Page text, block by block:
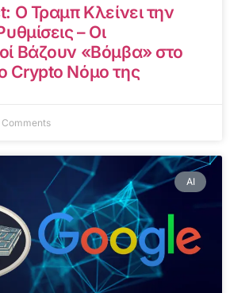
Ο Τραμπ Κλείνει την
– Οι
Βάζουν «Βόμβα» στο
Crypto Νόμο της
Comments
AI